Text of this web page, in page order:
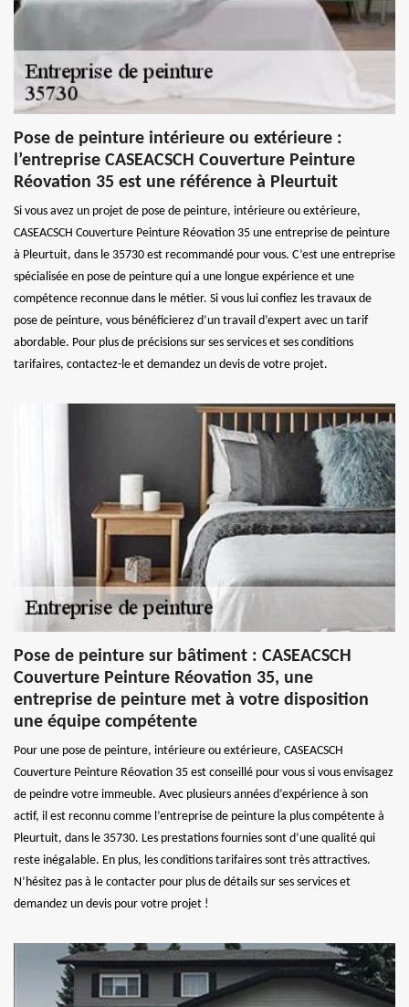
Pose de peinture intérieure ou extérieure :
l’entreprise CASEACSCH Couverture Peinture
Réovation 35 est une référence à Pleurtuit
Si vous avez un projet de pose de peinture, intérieure ou extérieure,
CASEACSCH Couverture Peinture Réovation 35 une entreprise de peinture
à Pleurtuit, dans le 35730 est recommandé pour vous. C’est une entreprise
spécialisée en pose de peinture qui a une longue expérience et une
compétence reconnue dans le métier. Si vous lui confiez les travaux de
pose de peinture, vous bénéficierez d’un travail d’expert avec un tarif
abordable. Pour plus de précisions sur ses services et ses conditions
tarifaires, contactez-le et demandez un devis de votre projet.
Pose de peinture sur bâtiment : CASEACSCH
Couverture Peinture Réovation 35, une
entreprise de peinture met à votre disposition
une équipe compétente
Pour une pose de peinture, intérieure ou extérieure, CASEACSCH
Couverture Peinture Réovation 35 est conseillé pour vous si vous envisagez
de peindre votre immeuble. Avec plusieurs années d’expérience à son
actif, il est reconnu comme l’entreprise de peinture la plus compétente à
Pleurtuit, dans le 35730. Les prestations fournies sont d’une qualité qui
reste inégalable. En plus, les conditions tarifaires sont très attractives.
N’hésitez pas à le contacter pour plus de détails sur ses services et
demandez un devis pour votre projet !